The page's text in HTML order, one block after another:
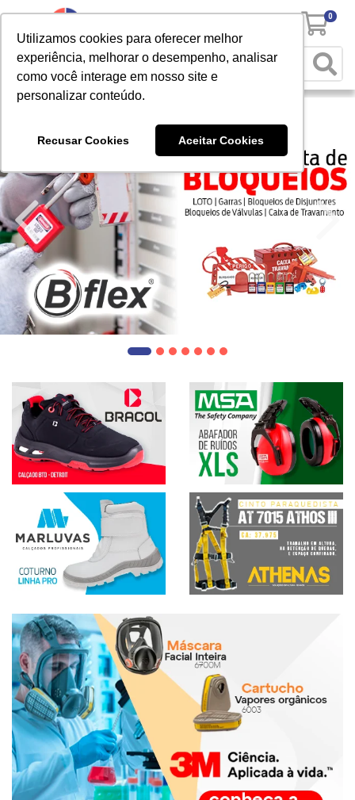
Utilizamos cookies para oferecer melhor
experiência, melhorar o desempenho, analisar
como você interage em nosso site e
personalizar conteúdo.
Recusar Cookies Aceitar Cookies
0